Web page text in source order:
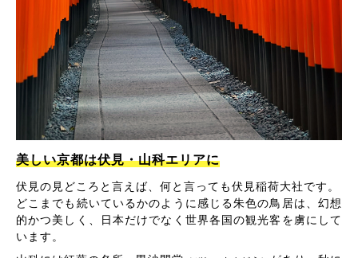
美しい京都は伏見・山科エリアに
伏見の見どころと言えば、何と言っても伏見稲荷大社です。
どこまでも続いているかのように感じる朱色の鳥居は、幻想
的かつ美しく、日本だけでなく世界各国の観光客を虜にして
います。